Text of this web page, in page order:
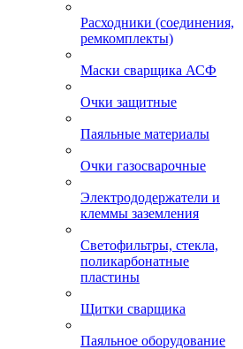
Расходники (соединения,
ремкомплекты)
Маски сварщика АСФ
Очки защитные
Паяльные материалы
Очки газосварочные
Электрододержатели и
клеммы заземления
Светофильтры, стекла,
поликарбонатные
пластины
Щитки сварщика
Паяльное оборудование